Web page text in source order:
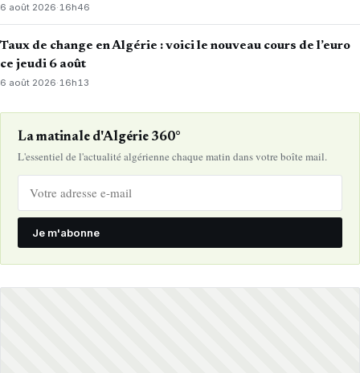
6 août 2026· 16h46
Taux de change en Algérie : voici le nouveau cours de l’euro
ce jeudi 6 août
6 août 2026·16h13
La matinale d'Algérie 360°
L'essentiel de l'actualité algérienne chaque matin dans votre boîte mail.
Je m'abonne